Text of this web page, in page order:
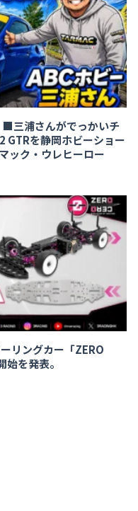
三浦さんがでっかいチ
GTRを静岡ホビーショー
ック・ウレヒーロー
リングカー「ZERO
を発表。